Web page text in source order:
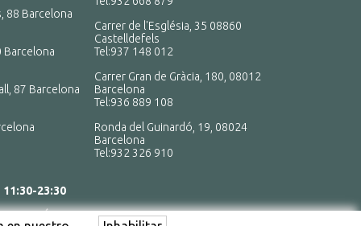
88 Barcelona
Barcelona
87 Barcelona
Carrer de l'Església, 35 08860
Castelldefels
Tel:937 148 012
Carrer Gran de Gràcia, 180, 08012
Barcelona
Tel:936 889 108
Ronda del Guinardó, 19, 08024
Barcelona
Tel:932 326 910
11:30-23:30